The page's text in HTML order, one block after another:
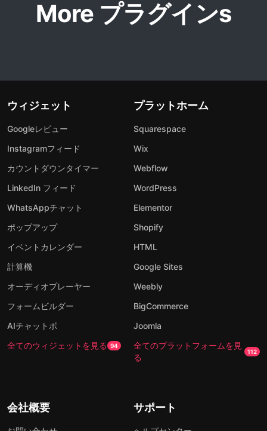
More プラグインs
ウィジェット
Googleレビュー
Instagramフィード
カウントダウンタイマー
LinkedIn フィード
WhatsAppチャット
ポップアップ
イベントカレンダー
計算機
オーディオプレーヤー
フォームビルダー
AIチャットボ
全てのウィジェットを見る 94
プラットホーム
Squarespace
Wix
Webflow
WordPress
Elementor
Shopify
HTML
Google Sites
Weebly
BigCommerce
Joomla
全てのプラットフォームを見
る
112
会社概要 サポート